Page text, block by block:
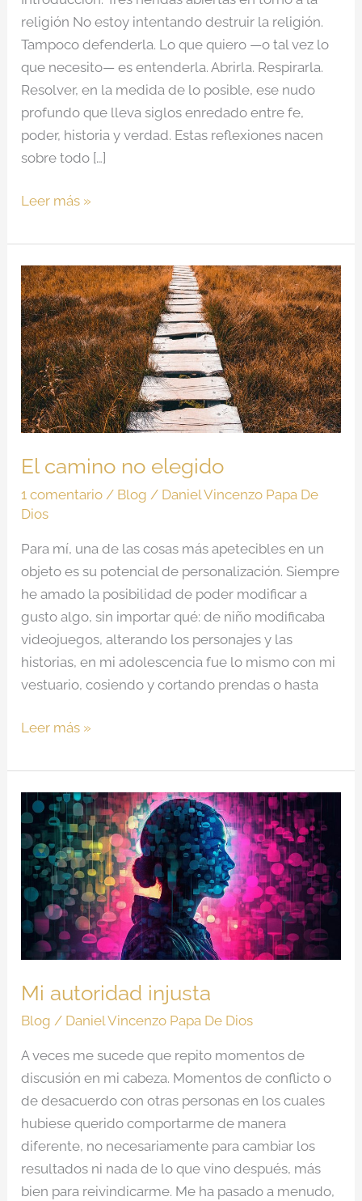
religión No estoy intentando destruir la religión.
Tampoco defenderla. Lo que quiero —o tal vez lo
que necesito— es entenderla. Abrirla. Respirarla.
Resolver, en la medida de lo posible, ese nudo
profundo que lleva siglos enredado entre fe,
poder, historia y verdad. Estas reflexiones nacen
sobre todo […]
Leer más »
El camino no elegido
1 comentario / Blog / Daniel Vincenzo Papa De
Dios
Para mí, una de las cosas más apetecibles en un
objeto es su potencial de personalización. Siempre
he amado la posibilidad de poder modificar a
gusto algo, sin importar qué: de niño modificaba
videojuegos, alterando los personajes y las
historias, en mi adolescencia fue lo mismo con mi
vestuario, cosiendo y cortando prendas o hasta
El
camino
no
elegido
Leer más »
Mi autoridad injusta
Blog / Daniel Vincenzo Papa De Dios
A veces me sucede que repito momentos de
discusión en mi cabeza. Momentos de conflicto o
de desacuerdo con otras personas en los cuales
hubiese querido comportarme de manera
diferente, no necesariamente para cambiar los
resultados ni nada de lo que vino después, más
bien para reivindicarme. Me ha pasado a menudo,
Mi
autoridad
injusta